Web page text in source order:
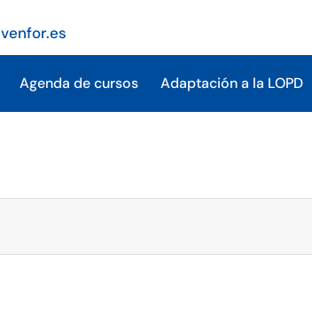
Agenda de cursos Adaptación a la LOPD